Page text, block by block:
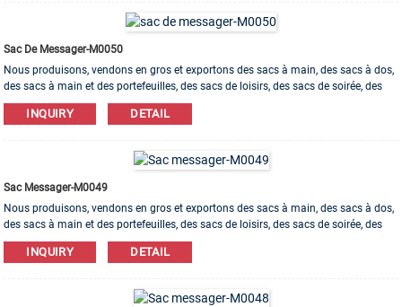
Sac De Messager-M0050
Nous produisons, vendons en gros et exportons des sacs à main, des sacs à dos,
des sacs à main et des portefeuilles, des sacs de loisirs, des sacs de soirée, des
trousses de maquillage, des sacs pour bracelets, etc. Des matériaux en cuir, PU, ​​
toile, nylon, coton sont disponibles. L'ordre d'OEM et d'ODM est bienvenu!
INQUIRY DETAIL
Sac Messager-M0049
Nous produisons, vendons en gros et exportons des sacs à main, des sacs à dos,
des sacs à main et des portefeuilles, des sacs de loisirs, des sacs de soirée, des
trousses de maquillage, des sacs pour bracelets, etc. Des matériaux en cuir, PU, ​​
toile, nylon, coton sont disponibles. L'ordre d'OEM et d'ODM est bienvenu!
INQUIRY DETAIL